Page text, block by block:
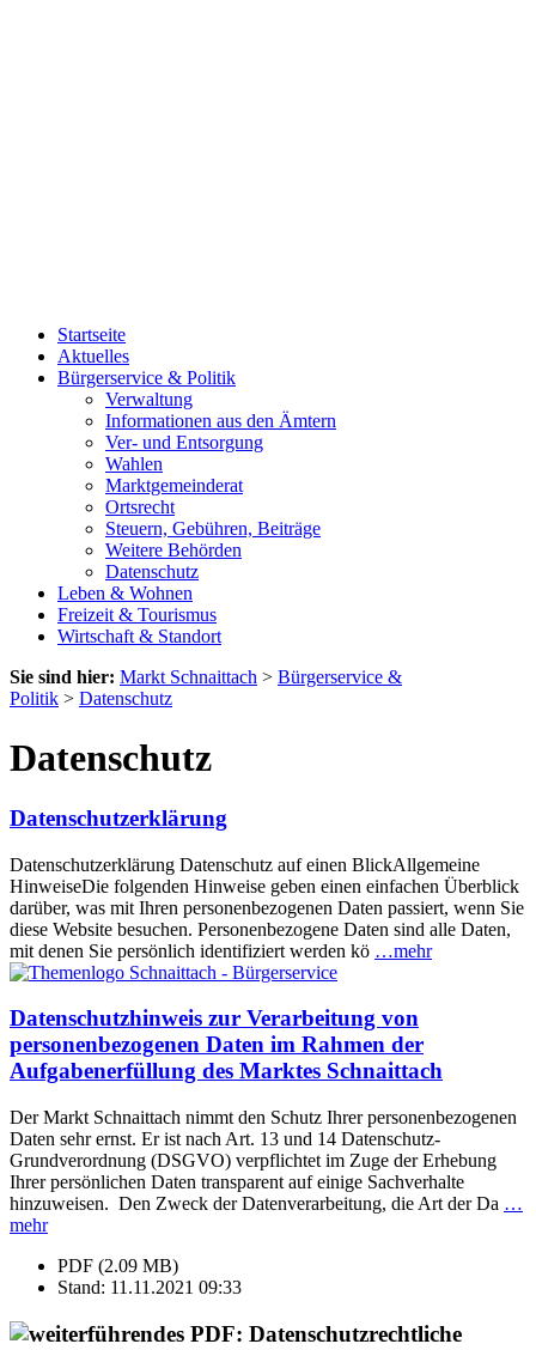
Startseite
Aktuelles
Bürgerservice & Politik
Verwaltung
Informationen aus den Ämtern
Ver- und Entsorgung
Wahlen
Marktgemeinderat
Ortsrecht
Steuern, Gebühren, Beiträge
Weitere Behörden
Datenschutz
Leben & Wohnen
Freizeit & Tourismus
Wirtschaft & Standort
Sie sind hier: Markt Schnaittach > Bürgerservice &
Politik > Datenschutz
Datenschutz
Datenschutzerklärung
Datenschutzerklärung Datenschutz auf einen BlickAllgemeine
HinweiseDie folgenden Hinweise geben einen einfachen Überblick
darüber, was mit Ihren personenbezogenen Daten passiert, wenn Sie
diese Website besuchen. Personenbezogene Daten sind alle Daten,
mit denen Sie persönlich identifiziert werden kö …mehr
Datenschutzhinweis zur Verarbeitung von
personenbezogenen Daten im Rahmen der
Aufgabenerfüllung des Marktes Schnaittach
Der Markt Schnaittach nimmt den Schutz Ihrer personenbezogenen
Daten sehr ernst. Er ist nach Art. 13 und 14 Datenschutz-
Grundverordnung (DSGVO) verpflichtet im Zuge der Erhebung
Ihrer persönlichen Daten transparent auf einige Sachverhalte
hinzuweisen. Den Zweck der Datenverarbeitung, die Art der Da …
mehr
PDF (2.09 MB)
Stand: 11.11.2021 09:33